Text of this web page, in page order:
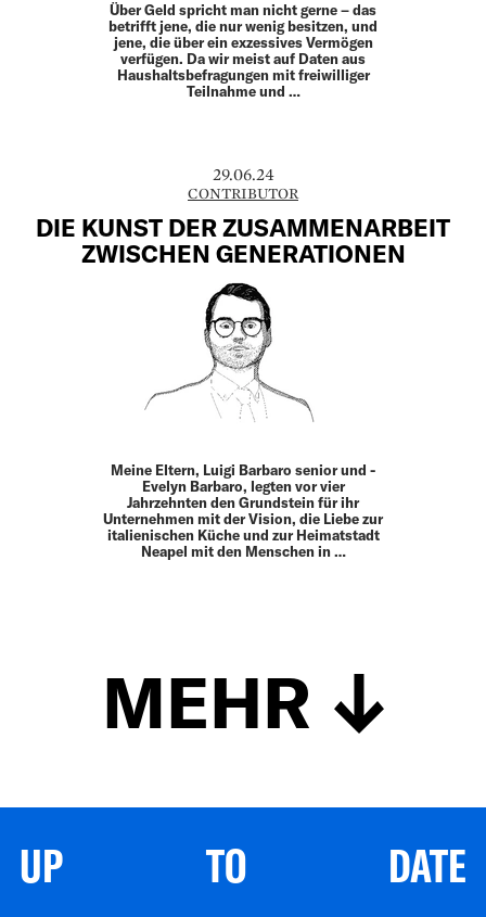
Über Geld spricht man nicht gerne – das
betrifft jene, die nur wenig besitzen, und
jene, die über ein exzessives Vermögen
verfügen. Da wir meist auf Daten aus
Haushaltsbefragungen mit frei­williger
Teilnahme und …
29.06.24
CONTRIBUTOR
DIE KUNST DER ZUSAMMENARBEIT
ZWISCHEN GENERATIONEN
Meine Eltern, Luigi Barbaro senior und ­
Evelyn Barbaro, legten vor vier
Jahrzehnten den Grundstein für ihr
Unternehmen mit der Vision, die Liebe zur
italienischen Küche und zur Heimatstadt
Neapel mit den Menschen in …
MEHR
UP TO DATE